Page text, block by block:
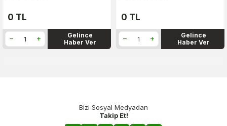
0 TL
Gelince
Haber Ver
0 TL
Gelince
Haber Ver
Bizi Sosyal Medyadan
Takip Et!